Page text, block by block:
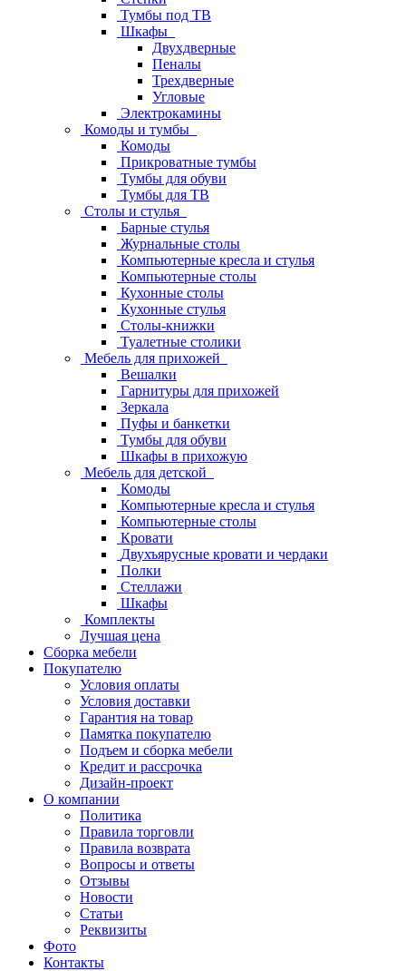
Тумбы под ТВ
Шкафы
Двухдверные
Пеналы
Трехдверные
Угловые
Электрокамины
Комоды и тумбы
Комоды
Прикроватные тумбы
Тумбы для обуви
Тумбы для ТВ
Столы и стулья
Барные стулья
Журнальные столы
Компьютерные кресла и стулья
Компьютерные столы
Кухонные столы
Кухонные стулья
Столы-книжки
Туалетные столики
Мебель для прихожей
Вешалки
Гарнитуры для прихожей
Зеркала
Пуфы и банкетки
Тумбы для обуви
Шкафы в прихожую
Мебель для детской
Комоды
Компьютерные кресла и стулья
Компьютерные столы
Кровати
Двухъярусные кровати и чердаки
Полки
Стеллажи
Шкафы
Комплекты
Лучшая цена
Сборка мебели
Покупателю
Условия оплаты
Условия доставки
Гарантия на товар
Памятка покупателю
Подъем и сборка мебели
Кредит и рассрочка
Дизайн-проект
О компании
Политика
Правила торговли
Правила возврата
Вопросы и ответы
Отзывы
Новости
Статьи
Реквизиты
Фото
Контакты